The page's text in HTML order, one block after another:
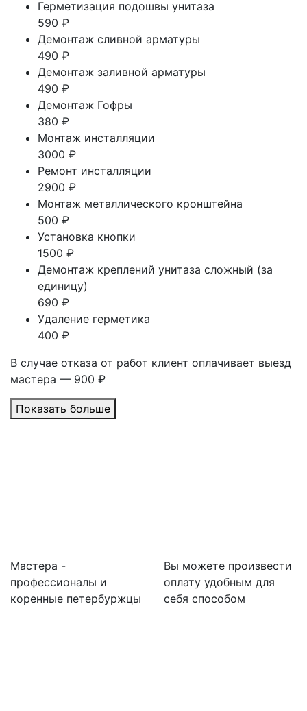
Герметизация подошвы унитаза
590 ₽
Демонтаж сливной арматуры
490 ₽
Демонтаж заливной арматуры
490 ₽
Демонтаж Гофры
380 ₽
Монтаж инсталляции
3000 ₽
Ремонт инсталляции
2900 ₽
Монтаж металлического кронштейна
500 ₽
Установка кнопки
1500 ₽
Демонтаж креплений унитаза сложный (за
единицу)
690 ₽
Удаление герметика
400 ₽
В случае отказа от работ клиент оплачивает выезд
мастера — 900 ₽
Показать больше
Мастера -
профессионалы и
коренные петербуржцы
Вы можете произвести
оплату удобным для
себя способом